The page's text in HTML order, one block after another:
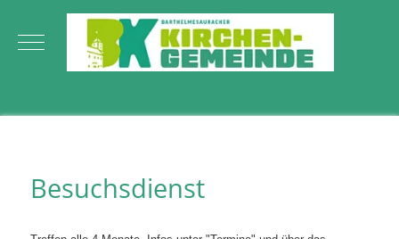
Mobile Menu Toggle
Besuchsdienst